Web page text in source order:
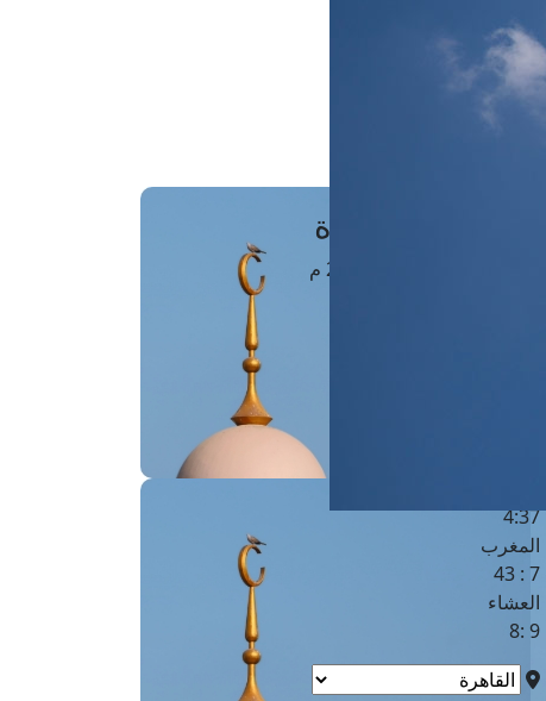
حجز موعد
مَواقِيتُ الصَّـــلاة
4:37
المغرب
7 : 43
العشاء
9 :8